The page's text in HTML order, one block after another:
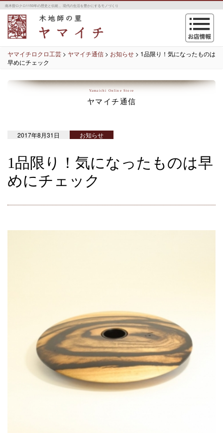
南木曽ロクロ1150年の歴史と伝統 。現代の生活を豊かにするモノづくり
navigation
ヤマイチロクロ工芸 > ヤマイチ通信 > お知らせ > 1品限り！気になったものは
早めにチェック
Yamaichi Online Store
ヤマイチ通信
2017年8月31日 お知らせ
1品限り！気になったものは早
めにチェック